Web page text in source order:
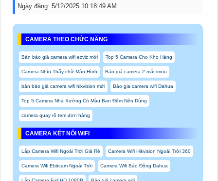
Ngày đăng: 5/12/2025 10:18:49 AM
CAMERA THEO CHỨC NĂNG
Bản báo giá camera wifi ezviz mới Top 5 Camera Cho Kho Hàng
Camera Nhìn Thấy chữ Màn Hình Báo giá camera 2 mắt imou
bản báo giá camera wifi hikvision mới Báo gia camera wifi Dahua
Top 5 Camera Nhà Xưởng Có Màu Ban Đêm Nên Dùng
camera quay rõ tem đơn hàng
CAMERA KẾT NỐI WIFI
Lắp Camera Wifi Ngoài Trời Giá Rẻ Camera Wifi Hikvision Ngoài Trời 360
Camera Wifi Ebitcam Ngoài Trời Camera Wifi Báo Động Dahua